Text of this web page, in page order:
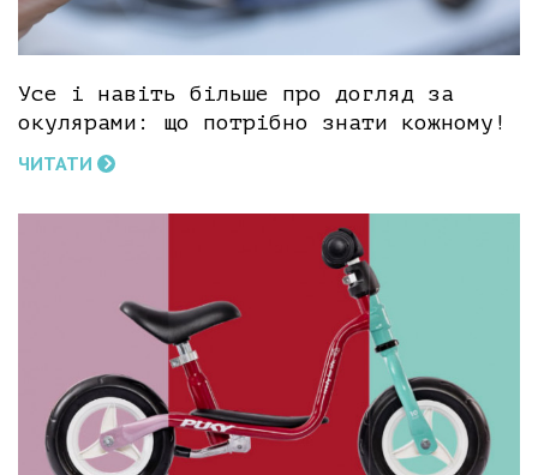
Усе і навіть більше про догляд за
окулярами: що потрібно знати кожному!
ЧИТАТИ